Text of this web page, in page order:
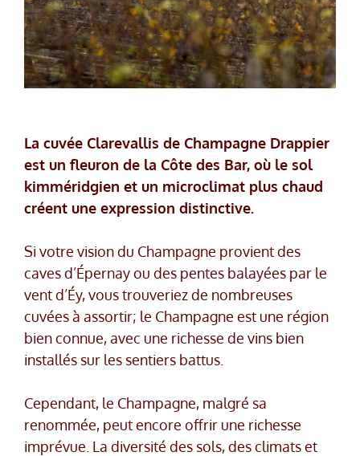
La cuvée Clarevallis de Champagne Drappier
est un fleuron de la Côte des Bar, où le sol
kimméridgien et un microclimat plus chaud
créent une expression distinctive.
Si votre vision du Champagne provient des
caves d’Épernay ou des pentes balayées par le
vent d’Éy, vous trouveriez de nombreuses
cuvées à assortir; le Champagne est une région
bien connue, avec une richesse de vins bien
installés sur les sentiers battus.
Cependant, le Champagne, malgré sa
renommée, peut encore offrir une richesse
imprévue. La diversité des sols, des climats et